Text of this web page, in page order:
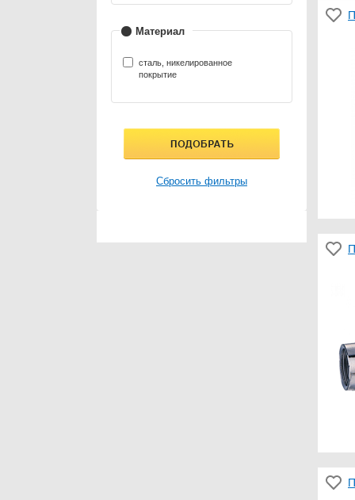
Материал
сталь, никелированное
покрытие
Сбросить фильтры